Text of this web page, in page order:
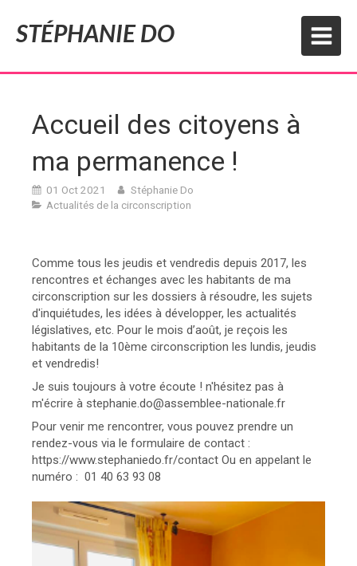
STÉPHANIE DO
Accueil des citoyens à
ma permanence !
01 Oct 2021
Stéphanie Do
Actualités de la circonscription
Comme tous les jeudis et vendredis depuis 2017, les
rencontres et échanges avec les habitants de ma
circonscription sur les dossiers à résoudre, les sujets
d'inquiétudes, les idées à développer, les actualités
législatives, etc. Pour le mois d’août, je reçois les
habitants de la 10ème circonscription les lundis, jeudis
et vendredis!
Je suis toujours à votre écoute ! n'hésitez pas à
m'écrire à stephanie.do@assemblee-nationale.fr
Pour venir me rencontrer, vous pouvez prendre un
rendez-vous via le formulaire de contact :
https://www.stephaniedo.fr/contact Ou en appelant le
numéro : 01 40 63 93 08